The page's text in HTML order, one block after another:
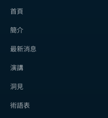
首頁
簡介
最新消息
演講
洞見
術語表